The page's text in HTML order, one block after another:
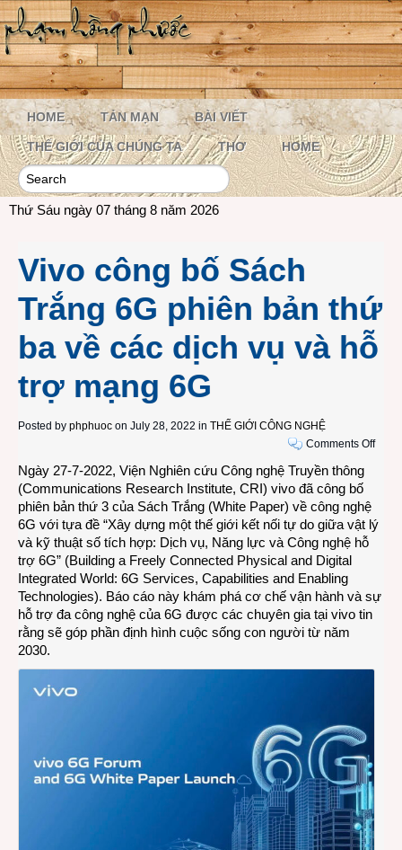
HOME TẢN MẠN BÀI VIẾT
THẾ GIỚI CỦA CHÚNG TA THƠ HOME
Thứ Sáu ngày 07 tháng 8 năm 2026
Vivo công bố Sách
Trắng 6G phiên bản thứ
ba về các dịch vụ và hỗ
trợ mạng 6G
Posted by phphuoc on July 28, 2022 in THẾ GIỚI CÔNG NGHỆ
Comments Offon
Trắng
thứ
Ngày 27-7-2022, Viện Nghiên cứu Công nghệ Truyền thông
(Communications Research Institute, CRI) vivo đã công bố
phiên bản thứ 3 của Sách Trắng (White Paper) về công nghệ
6G với tựa đề “Xây dựng một thế giới kết nối tự do giữa vật lý
và kỹ thuật số tích hợp: Dịch vụ, Năng lực và Công nghệ hỗ
trợ 6G” (Building a Freely Connected Physical and Digital
Integrated World: 6G Services, Capabilities and Enabling
Technologies). Báo cáo này khám phá cơ chế vận hành và sự
hỗ trợ đa công nghệ của 6G được các chuyên gia tại vivo tin
rằng sẽ góp phần định hình cuộc sống con người từ năm
2030.